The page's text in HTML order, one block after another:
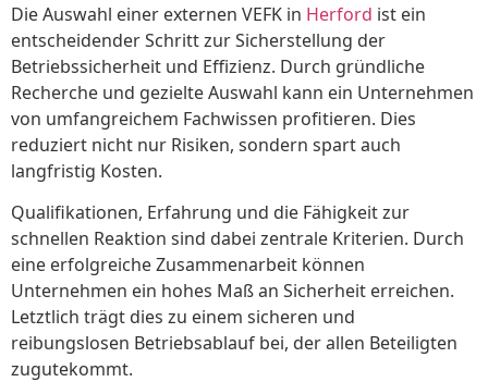
Die Auswahl einer externen VEFK in Herford ist ein
entscheidender Schritt zur Sicherstellung der
Betriebssicherheit und Effizienz. Durch gründliche
Recherche und gezielte Auswahl kann ein Unternehmen
von umfangreichem Fachwissen profitieren. Dies
reduziert nicht nur Risiken, sondern spart auch
langfristig Kosten.
Qualifikationen, Erfahrung und die Fähigkeit zur
schnellen Reaktion sind dabei zentrale Kriterien. Durch
eine erfolgreiche Zusammenarbeit können
Unternehmen ein hohes Maß an Sicherheit erreichen.
Letztlich trägt dies zu einem sicheren und
reibungslosen Betriebsablauf bei, der allen Beteiligten
zugutekommt.